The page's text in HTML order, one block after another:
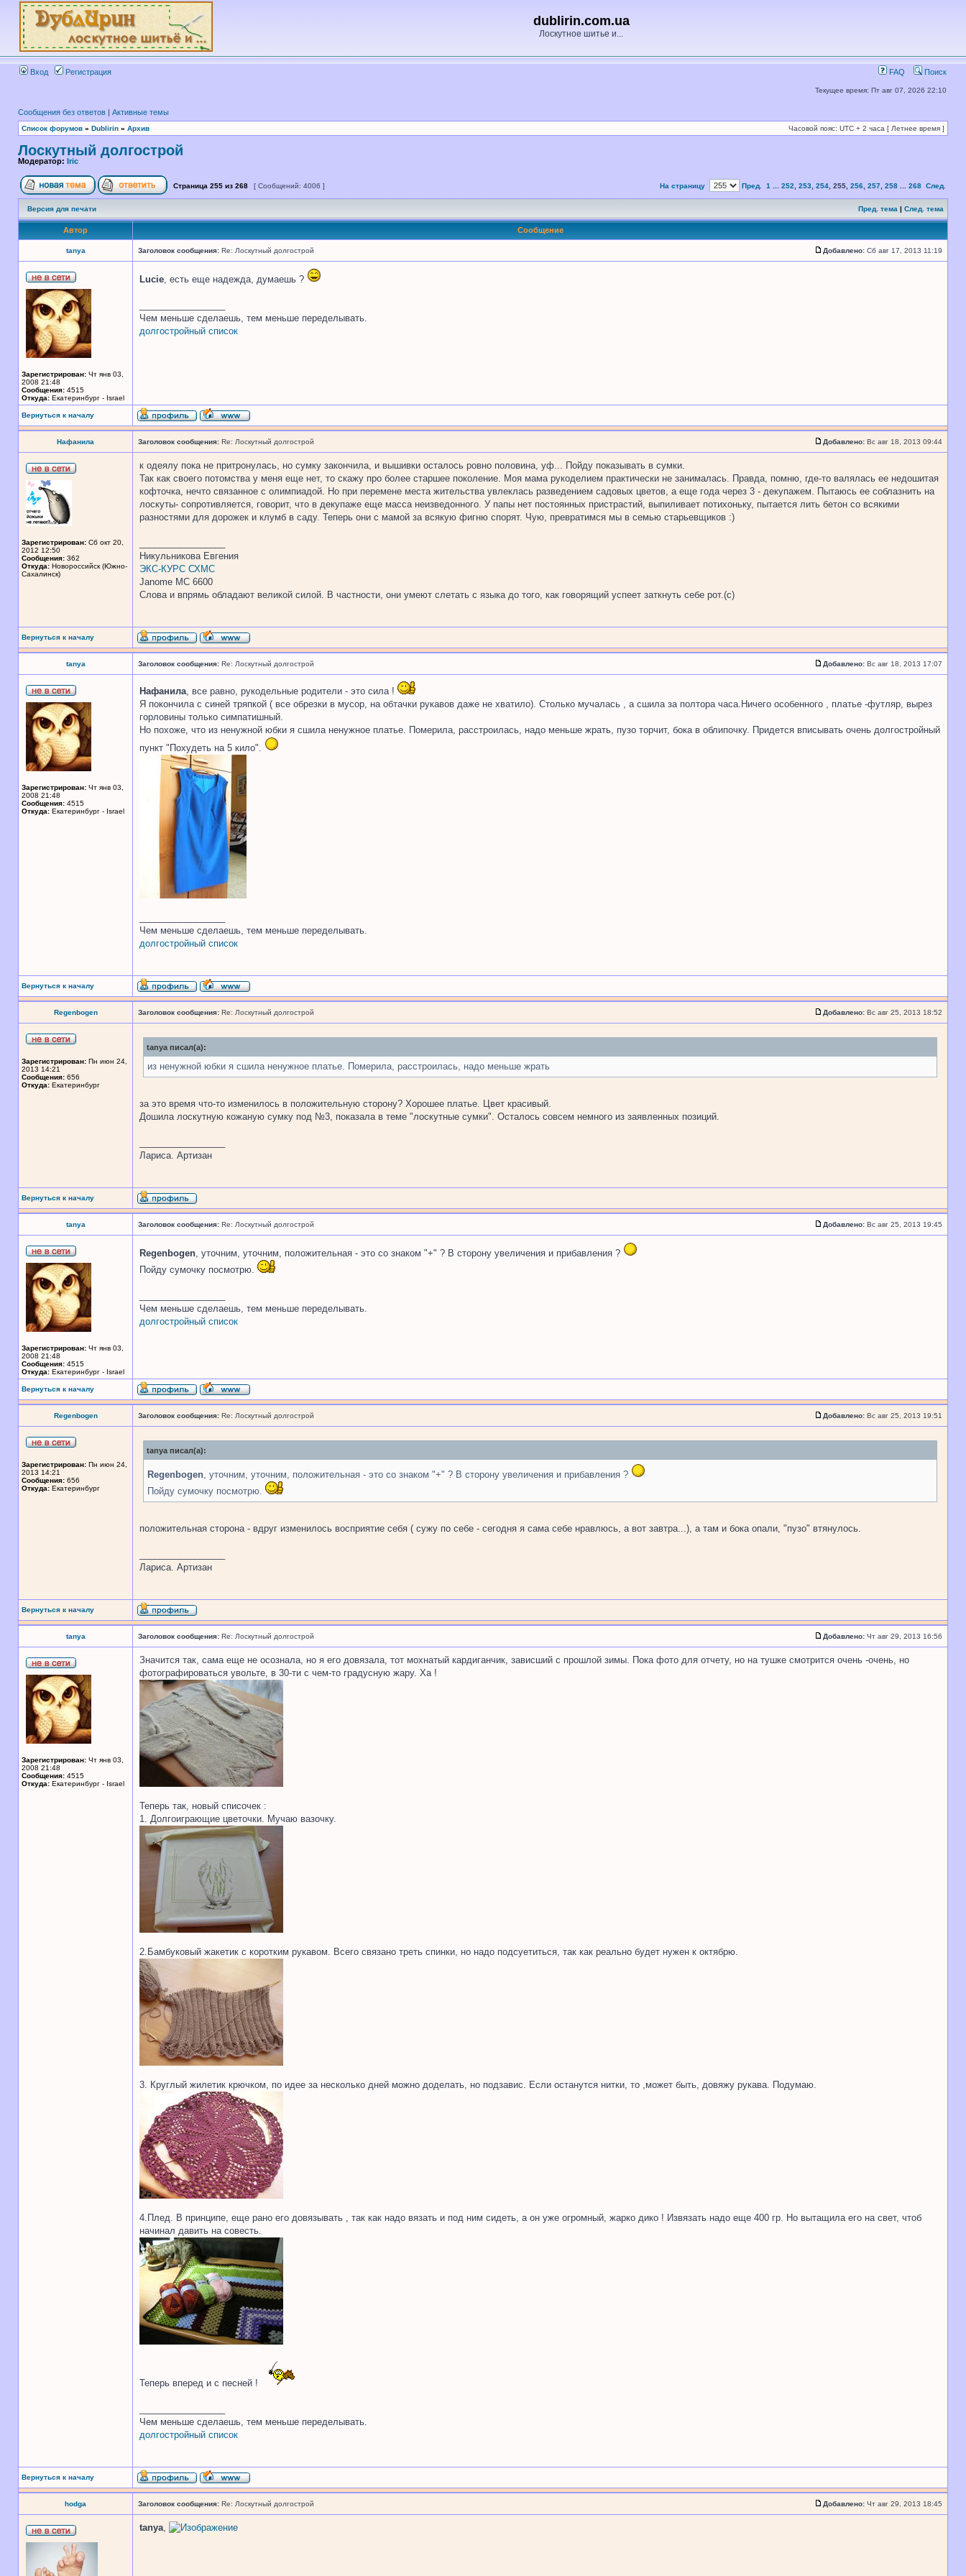
dublirin.com.ua
Лоскутное шитье и...
Вход Регистрация FAQ Поиск
Текущее время: Пт авг 07, 2026 22:10
Сообщения без ответов | Активные темы
Список форумов » Dublirin » Архив Часовой пояс: UTC + 2 часа [ Летнее время ]
Лоскутный долгострой
Модератор: Iric
Страница 255 из 268 [ Сообщений: 4006 ] На страницу Пред. 1 252 253 254 255 256 257 258 268 След.
Версия для печати Пред. тема | След. тема
Автор Сообщение
tanya Заголовок сообщения: Re: Лоскутный долгострой Добавлено: Сб авг 17, 2013 11:19
Зарегистрирован: Чт янв 03,
2008 21:48
Сообщения: 4515
Откуда: Екатеринбург - Israel
Lucie, есть еще надежда, думаешь ?
Чем меньше сделаешь, тем меньше переделывать.
долгостройный список
Вернуться к началу
Нафанила Заголовок сообщения: Re: Лоскутный долгострой Добавлено: Вс авг 18, 2013 09:44
Зарегистрирован: Сб окт 20,
2012 12:50
Сообщения: 362
Откуда: Новороссийск (Южно-
Сахалинск)
к одеялу пока не притронулась, но сумку закончила, и вышивки осталось ровно половина, уф... Пойду показывать в сумки.
Так как своего потомства у меня еще нет, то скажу про более старшее поколение. Моя мама рукоделием практически не занималась. Правда, помню, где-то валялась ее недошитая
кофточка, нечто связанное с олимпиадой. Но при перемене места жительства увлеклась разведением садовых цветов, а еще года через 3 - декупажем. Пытаюсь ее соблазнить на
лоскуты- сопротивляется, говорит, что в декупаже еще масса неизведонного. У папы нет постоянных пристрастий, выпиливает потихоньку, пытается лить бетон со всякими
разностями для дорожек и клумб в саду. Теперь они с мамой за всякую фигню спорят. Чую, превратимся мы в семью старьевщиков :)
Никульникова Евгения
ЭКС-КУРС СХМС
Janome MC 6600
Слова и впрямь обладают великой силой. В частности, они умеют слетать с языка до того, как говорящий успеет заткнуть себе рот.(с)
Вернуться к началу
tanya Заголовок сообщения: Re: Лоскутный долгострой Добавлено: Вс авг 18, 2013 17:07
Зарегистрирован: Чт янв 03,
2008 21:48
Сообщения: 4515
Откуда: Екатеринбург - Israel
Нафанила, все равно, рукодельные родители - это сила !
Я покончила с синей тряпкой ( все обрезки в мусор, на обтачки рукавов даже не хватило). Столько мучалась , а сшила за полтора часа.Ничего особенного , платье -футляр, вырез
горловины только симпатишный.
Но похоже, что из ненужной юбки я сшила ненужное платье. Померила, расстроилась, надо меньше жрать, пузо торчит, бока в облипочку. Придется вписывать очень долгостройный
пункт "Похудеть на 5 кило".
Чем меньше сделаешь, тем меньше переделывать.
долгостройный список
Вернуться к началу
Regenbogen Заголовок сообщения: Re: Лоскутный долгострой Добавлено: Вс авг 25, 2013 18:52
Зарегистрирован: Пн июн 24,
2013 14:21
Сообщения: 656
Откуда: Екатеринбург
tanya писал(а):
из ненужной юбки я сшила ненужное платье. Померила, расстроилась, надо меньше жрать
за это время что-то изменилось в положительную сторону? Хорошее платье. Цвет красивый.
Дошила лоскутную кожаную сумку под №3, показала в теме "лоскутные сумки". Осталось совсем немного из заявленных позиций.
Лариса. Артизан
Вернуться к началу
tanya Заголовок сообщения: Re: Лоскутный долгострой Добавлено: Вс авг 25, 2013 19:45
Зарегистрирован: Чт янв 03,
2008 21:48
Сообщения: 4515
Откуда: Екатеринбург - Israel
Regenbogen, уточним, уточним, положительная - это со знаком "+" ? В сторону увеличения и прибавления ?
Пойду сумочку посмотрю.
Чем меньше сделаешь, тем меньше переделывать.
долгостройный список
Вернуться к началу
Regenbogen Заголовок сообщения: Re: Лоскутный долгострой Добавлено: Вс авг 25, 2013 19:51
Зарегистрирован: Пн июн 24,
2013 14:21
Сообщения: 656
Откуда: Екатеринбург
tanya писал(а):
Regenbogen, уточним, уточним, положительная - это со знаком "+" ? В сторону увеличения и прибавления ?
Пойду сумочку посмотрю.
положительная сторона - вдруг изменилось восприятие себя ( сужу по себе - сегодня я сама себе нравлюсь, а вот завтра...), а там и бока опали, "пузо" втянулось.
Лариса. Артизан
Вернуться к началу
tanya Заголовок сообщения: Re: Лоскутный долгострой Добавлено: Чт авг 29, 2013 16:56
Зарегистрирован: Чт янв 03,
2008 21:48
Сообщения: 4515
Откуда: Екатеринбург - Israel
Значится так, сама еще не осознала, но я его довязала, тот мохнатый кардиганчик, зависший с прошлой зимы. Пока фото для отчету, но на тушке смотрится очень -очень, но
фотографироваться увольте, в 30-ти с чем-то градусную жару. Ха !
Теперь так, новый списочек :
1. Долгоиграющие цветочки. Мучаю вазочку.
2.Бамбуковый жакетик с коротким рукавом. Всего связано треть спинки, но надо подсуетиться, так как реально будет нужен к октябрю.
3. Круглый жилетик крючком, по идее за несколько дней можно доделать, но подзавис. Если останутся нитки, то ,может быть, довяжу рукава. Подумаю.
4.Плед. В принципе, еще рано его довязывать , так как надо вязать и под ним сидеть, а он уже огромный, жарко дико ! Извязать надо еще 400 гр. Но вытащила его на свет, чтоб
начинал давить на совесть.
Теперь вперед и с песней !
Чем меньше сделаешь, тем меньше переделывать.
долгостройный список
Вернуться к началу
hodga Заголовок сообщения: Re: Лоскутный долгострой Добавлено: Чт авг 29, 2013 18:45
tanya,